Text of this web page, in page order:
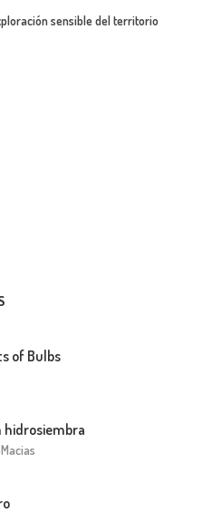
sensible del territorio
of Bulbs
hidrosiembra